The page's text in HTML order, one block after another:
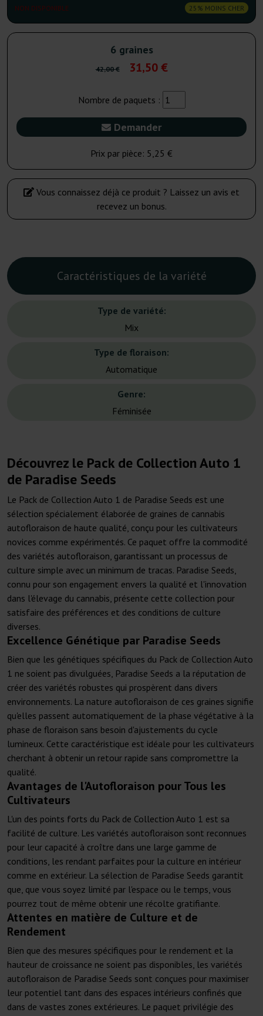
NON DISPONIBLE 25% MOINS CHER
6 graines
42,00 € 31,50 €
Nombre de paquets :
Demander
Prix par pièce: 5,25 €
Vous connaissez déjà ce produit ? Laissez un avis et
recevez un bonus.
Caractéristiques de la variété
Type de variété:
Mix
Type de floraison:
Automatique
Genre:
Féminisée
Découvrez le Pack de Collection Auto 1
de Paradise Seeds
Le Pack de Collection Auto 1 de Paradise Seeds est une
sélection spécialement élaborée de graines de cannabis
autofloraison de haute qualité, conçu pour les cultivateurs
novices comme expérimentés. Ce paquet offre la commodité
des variétés autofloraison, garantissant un processus de
culture simple avec un minimum de tracas. Paradise Seeds,
connu pour son engagement envers la qualité et l'innovation
dans l'élevage du cannabis, présente cette collection pour
satisfaire des préférences et des conditions de culture
diverses.
Excellence Génétique par Paradise Seeds
Bien que les génétiques spécifiques du Pack de Collection Auto
1 ne soient pas divulguées, Paradise Seeds a la réputation de
créer des variétés robustes qui prospèrent dans divers
environnements. La nature autofloraison de ces graines signifie
qu'elles passent automatiquement de la phase végétative à la
phase de floraison sans besoin d'ajustements du cycle
lumineux. Cette caractéristique est idéale pour les cultivateurs
cherchant à obtenir un retour rapide sans compromettre la
qualité.
Avantages de l'Autofloraison pour Tous les
Cultivateurs
L'un des points forts du Pack de Collection Auto 1 est sa
facilité de culture. Les variétés autofloraison sont reconnues
pour leur capacité à croître dans une large gamme de
conditions, les rendant parfaites pour la culture en intérieur
comme en extérieur. La sélection de Paradise Seeds garantit
que, que vous soyez limité par l'espace ou le temps, vous
pourrez tout de même obtenir une récolte gratifiante.
Attentes en matière de Culture et de
Rendement
Bien que des mesures spécifiques pour le rendement et la
hauteur de croissance ne soient pas disponibles, les variétés
autofloraison de Paradise Seeds sont conçues pour maximiser
leur potentiel tant dans des espaces intérieurs confinés que
dans de vastes zones extérieures. Le paquet privilégie des